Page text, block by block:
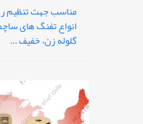
مناسب جهت تنظیم
گلوله زن، خفیف ...